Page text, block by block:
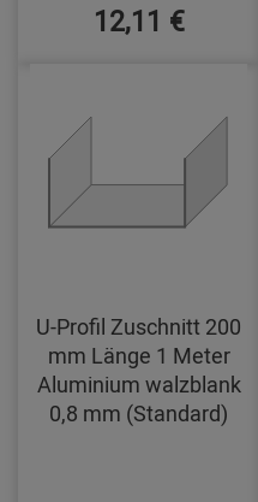
12,11 €
U-Profil Zuschnitt 200
mm Länge 1 Meter
Aluminium walzblank
0,8 mm (Standard)